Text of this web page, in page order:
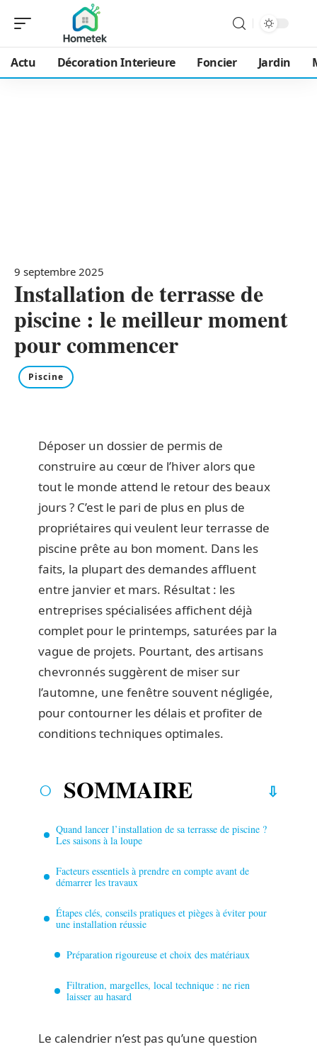
Actu Décoration Interieure Foncier Jardin
9 septembre 2025
Installation de terrasse de
piscine : le meilleur moment
pour commencer
Piscine
Déposer un dossier de permis de
construire au cœur de l’hiver alors que
tout le monde attend le retour des beaux
jours ? C’est le pari de plus en plus de
propriétaires qui veulent leur terrasse de
piscine prête au bon moment. Dans les
faits, la plupart des demandes affluent
entre janvier et mars. Résultat : les
entreprises spécialisées affichent déjà
complet pour le printemps, saturées par la
vague de projets. Pourtant, des artisans
chevronnés suggèrent de miser sur
l’automne, une fenêtre souvent négligée,
pour contourner les délais et profiter de
conditions techniques optimales.
SOMMAIRE
Quand lancer l’installation de sa terrasse de piscine ?
Les saisons à la loupe
Facteurs essentiels à prendre en compte avant de
démarrer les travaux
Étapes clés, conseils pratiques et pièges à éviter pour
une installation réussie
Préparation rigoureuse et choix des matériaux
Filtration, margelles, local technique : ne rien
laisser au hasard
Le calendrier n’est pas qu’une question